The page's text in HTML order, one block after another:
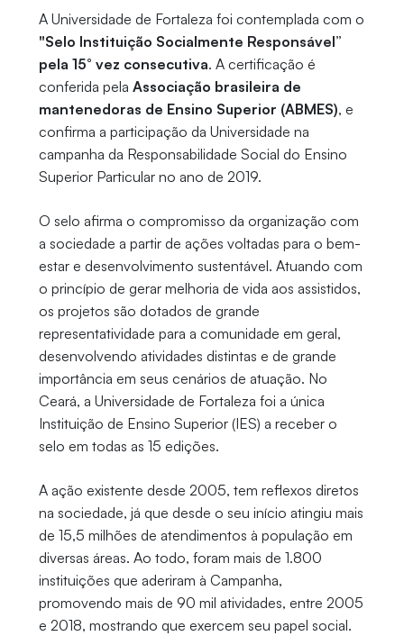
A Universidade de Fortaleza foi contemplada com o
"Selo Instituição Socialmente Responsável”
pela 15° vez consecutiva. A certificação é
conferida pela Associação brasileira de
mantenedoras de Ensino Superior (ABMES), e
confirma a participação da Universidade na
campanha da Responsabilidade Social do Ensino
Superior Particular no ano de 2019.
O selo afirma o compromisso da organização com
a sociedade a partir de ações voltadas para o bem-
estar e desenvolvimento sustentável. Atuando com
o princípio de gerar melhoria de vida aos assistidos,
os projetos são dotados de grande
representatividade para a comunidade em geral,
desenvolvendo atividades distintas e de grande
importância em seus cenários de atuação. No
Ceará, a Universidade de Fortaleza foi a única
Instituição de Ensino Superior (IES) a receber o
selo em todas as 15 edições.
A ação existente desde 2005, tem reflexos diretos
na sociedade, já que desde o seu início atingiu mais
de 15,5 milhões de atendimentos à população em
diversas áreas. Ao todo, foram mais de 1.800
instituições que aderiram à Campanha,
promovendo mais de 90 mil atividades, entre 2005
e 2018, mostrando que exercem seu papel social.